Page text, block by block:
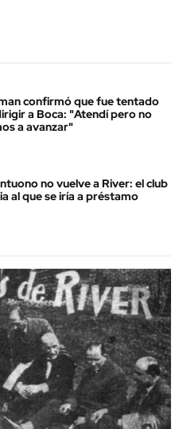
confirmó que fue tentado
a Boca: "Atendí pero no
a avanzar"
no vuelve a River: el club
al que se iría a préstamo